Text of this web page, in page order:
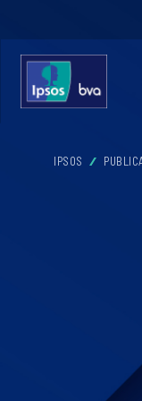
IPSOS